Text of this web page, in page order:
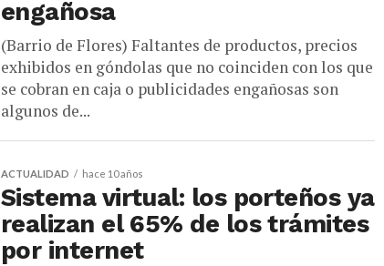
engañosa
(Barrio de Flores) Faltantes de productos, precios
exhibidos en góndolas que no coinciden con los que
se cobran en caja o publicidades engañosas son
algunos de...
ACTUALIDAD hace 10 años
Sistema virtual: los porteños ya
realizan el 65% de los trámites
por internet